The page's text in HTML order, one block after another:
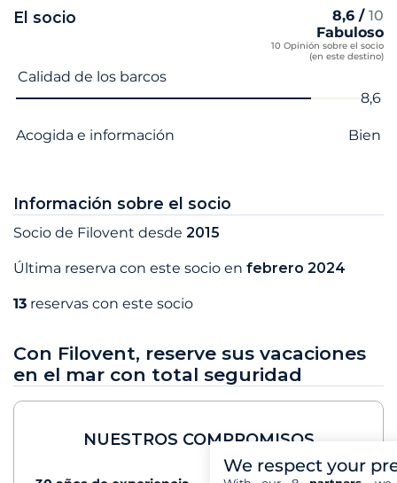
El socio 8,6 / 10
Fabuloso
10 Opinión sobre el socio
(en este destino)
Nombre del criterio
Calidad de los barcos
8,6
Acogida e información Bien
Información sobre el socio
Socio de Filovent desde 2015
Última reserva con este socio en febrero 2024
13 reservas con este socio
Con Filovent, reserve sus vacaciones
en el mar con total seguridad
NUESTROS COMPROMISOS
We respect your